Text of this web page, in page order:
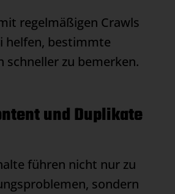
regelmäßigen Crawls
helfen, bestimmte
schneller zu bemerken.
und Duplikate
führen nicht nur zu
sondern